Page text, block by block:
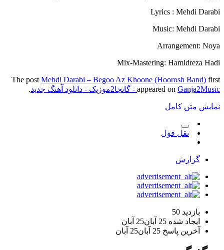
Lyrics : Mehdi Darabi
Music: Mehdi Darabi
Arrangement: Noya
Mix-Mastering: Hamidreza Hadi
The post Mehdi Darabi – Begoo Az Khoone (Hoorosh Band) first
appeared on Ganja2Music - گانجا2موزیک - دانلود آهنگ جدید .
نمایش متن کامل
نقل قول
گزارش
بازدید 50
ایجاد شده 25 آبان
25 آبان
آخرین پاسخ 25 آبان 25 آبان